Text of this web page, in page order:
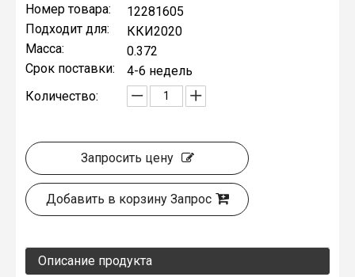
Номер товара:
12281605
Подходит для:
ККИ2020
Масса:
0.372
Срок поставки:
4-6 недель
Количество:
Запросить цену
Добавить в корзину Запрос
Описание продукта